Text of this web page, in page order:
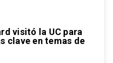
visitó la UC para
clave en temas de